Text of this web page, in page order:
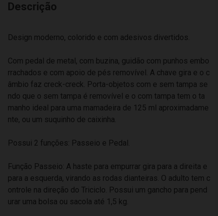
Descrição
Design moderno, colorido e com adesivos divertidos.
Com pedal de metal, com buzina, guidão com punhos embo
rrachados e com apoio de pés removível. A chave gira e o c
âmbio faz creck-creck. Porta-objetos com e sem tampa se
ndo que o sem tampa é removível e o com tampa tem o ta
manho ideal para uma mamadeira de 125 ml aproximadame
nte, ou um suquinho de caixinha.
Possui 2 funções: Passeio e Pedal.
Função Passeio: A haste para empurrar gira para a direita e
para a esquerda, virando as rodas dianteiras. O adulto tem c
ontrole na direção do Triciclo. Possui um gancho para pend
urar uma bolsa ou sacola até 1,5 kg.